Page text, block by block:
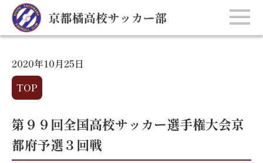
2020年10月25日
TOP
第９９回全国高校サッカー選手権大会京
都府予選３回戦